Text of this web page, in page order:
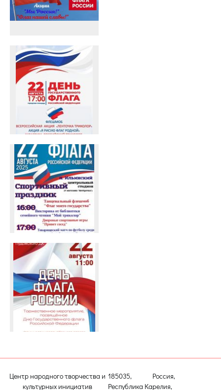
Центр народного творчества и
культурных инициатив
185035, Россия,
Республика Карелия,